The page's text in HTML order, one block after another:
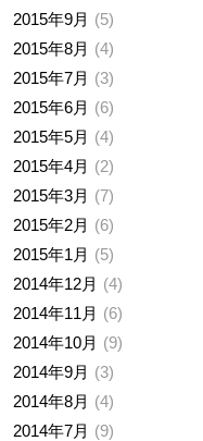
2015年9月
5
2015年8月
4
2015年7月
3
2015年6月
6
2015年5月
4
2015年4月
2
2015年3月
7
2015年2月
6
2015年1月
5
2014年12月
4
2014年11月
6
2014年10月
9
2014年9月
3
2014年8月
4
2014年7月
9